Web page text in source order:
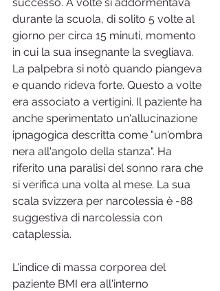
durante la scuola, di solito 5 volte al
giorno per circa 15 minuti, momento
in cui la sua insegnante la svegliava.
La palpebra si notò quando piangeva
e quando rideva forte. Questo a volte
era associato a vertigini. Il paziente ha
anche sperimentato un'allucinazione
ipnagogica descritta come "un'ombra
nera all'angolo della stanza". Ha
riferito una paralisi del sonno rara che
si verifica una volta al mese. La sua
scala svizzera per narcolessia è -88
suggestiva di narcolessia con
cataplessia.
L'indice di massa corporea del
paziente BMI era all'interno